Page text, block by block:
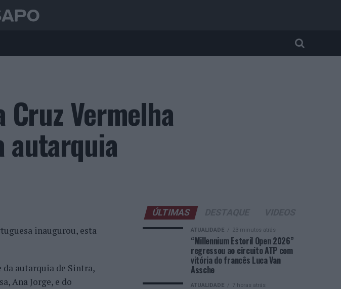
Vermelha
autarquia
inaugurou, esta
autarquia de Sintra,
Ana Jorge, e do
ÚLTIMAS
ATUALIDADE 23 minutos atrás
“Millennium Estoril Open 2026”
regressou ao circuito ATP com
vitória do francês Luca Van
Assche
ATUALIDADE 7 horas atrás